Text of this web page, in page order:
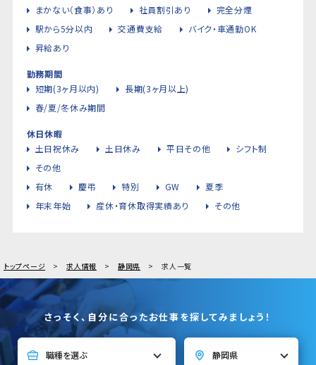
まかない（食事）あり
社員割引あり
完全分煙
駅から5分以内
交通費支給
バイク・車通勤OK
昇給あり
勤務期間
短期(3ヶ月以内)
長期(3ヶ月以上)
春/夏/冬休み期間
休日休暇
土日祝休み
土日休み 平日その他
シフト制
その他
有休
慶弔 特別 GW
夏季
年末年始
産休・育休取得実績あり その他
トップページ 求人情報 静岡県 求人一覧
さっそく、自分に合ったお仕事を探してみましょう！